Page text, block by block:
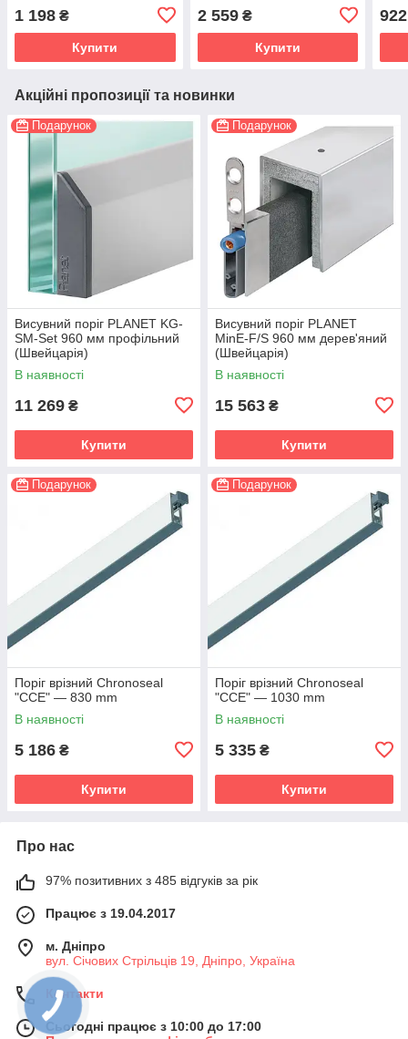
(Італія)
1 198 ₴
Купити
2 559₴
Купити
922
Акційні пропозиції та новинки
Подарунок
Висувний поріг PLANET KG-
SM-Set 960 мм профільний
(Швейцарія)
В наявності
11 269 ₴
Купити
Подарунок
Висувний поріг PLANET
MinE-F/S 960 мм дерев'яний
(Швейцарія)
В наявності
15 563 ₴
Купити
Подарунок
Поріг врізний Chronoseal
"CCE" — 830 mm
В наявності
5 186 ₴
Купити
Подарунок
Поріг врізний Chronoseal
"CCE" — 1030 mm
В наявності
5 335 ₴
Купити
Про нас
97% позитивних з 485 відгуків за рік
Працює з 19.04.2017
м. Дніпро
вул. Січових Стрільців 19, Дніпро, Україна
Контакти
Сьогодні працює з 10:00 до 17:00